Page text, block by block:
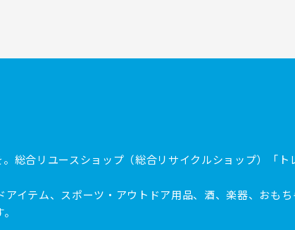
総合リユースショップ（総合リサイクルショップ）「ト
イテム、スポーツ・アウトドア用品、酒、楽器、おもち